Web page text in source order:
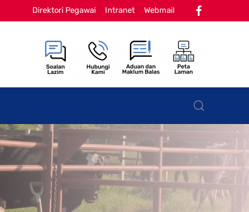
Direktori Pegawai Intranet Webmail